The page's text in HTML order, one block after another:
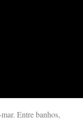
Entre banhos,